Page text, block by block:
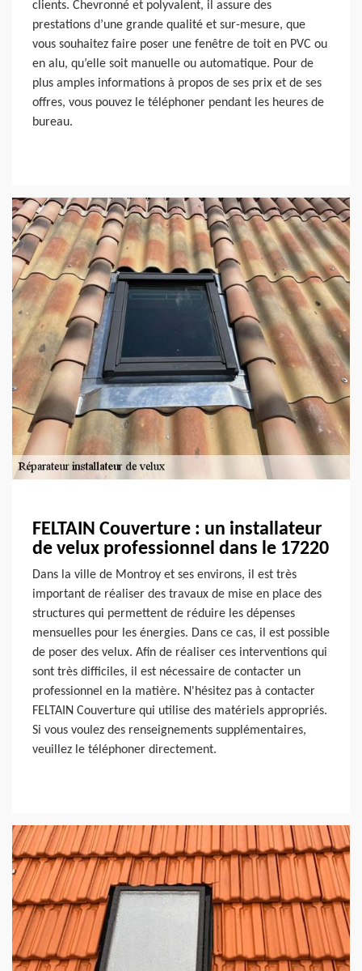
clients. Chevronné et polyvalent, il assure des
prestations d’une grande qualité et sur-mesure, que
vous souhaitez faire poser une fenêtre de toit en PVC ou
en alu, qu’elle soit manuelle ou automatique. Pour de
plus amples informations à propos de ses prix et de ses
offres, vous pouvez le téléphoner pendant les heures de
bureau.
FELTAIN Couverture : un installateur
de velux professionnel dans le 17220
Dans la ville de Montroy et ses environs, il est très
important de réaliser des travaux de mise en place des
structures qui permettent de réduire les dépenses
mensuelles pour les énergies. Dans ce cas, il est possible
de poser des velux. Afin de réaliser ces interventions qui
sont très difficiles, il est nécessaire de contacter un
professionnel en la matière. N'hésitez pas à contacter
FELTAIN Couverture qui utilise des matériels appropriés.
Si vous voulez des renseignements supplémentaires,
veuillez le téléphoner directement.